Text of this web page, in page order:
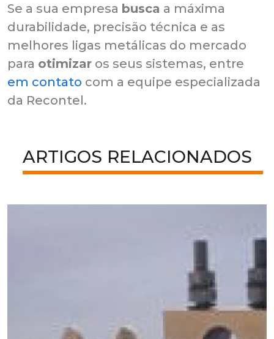
Se a sua empresa busca a máxima
durabilidade, precisão técnica e as
melhores ligas metálicas do mercado
para otimizar os seus sistemas, entre
em contato com a equipe especializada
da Recontel.
ARTIGOS RELACIONADOS